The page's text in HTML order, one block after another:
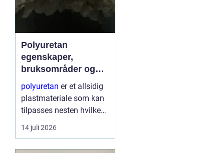
Polyuretan
egenskaper,
bruksområder og
fordeler i industrien
polyuretan er et allsidig
plastmateriale som kan
tilpasses nesten hvilken
som helst oppgave. Fra
myke skum i møbler til
14 juli 2026